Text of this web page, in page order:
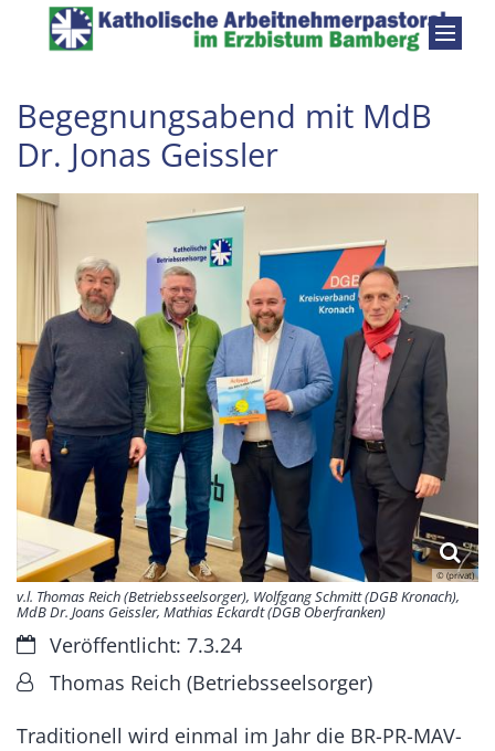
Zum Inhalt springen
Begegnungsabend mit MdB
Dr. Jonas Geissler
© (privat)
v.l. Thomas Reich (Betriebsseelsorger), Wolfgang Schmitt (DGB Kronach),
MdB Dr. Joans Geissler, Mathias Eckardt (DGB Oberfranken)
Datum:Veröffentlicht: 7.3.24
Von:Thomas Reich (Betriebsseelsorger)
Traditionell wird einmal im Jahr die BR-PR-MAV-